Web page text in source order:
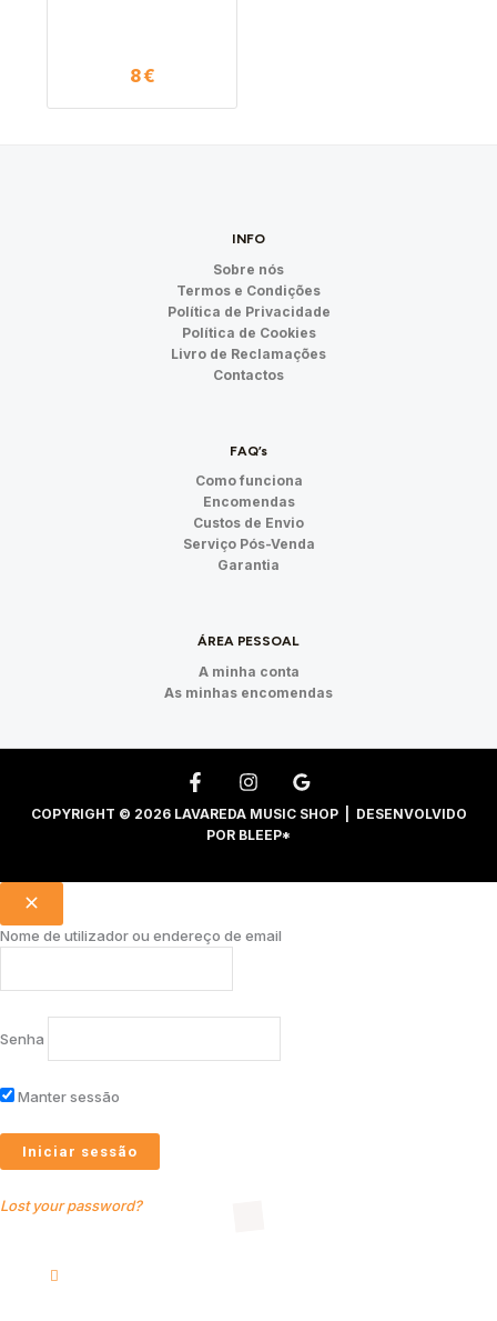
8€
INFO
Sobre nós
Termos e Condições
Política de Privacidade
Política de Cookies
Livro de Reclamações
Contactos
FAQ’s
Como funciona
Encomendas
Custos de Envio
Serviço Pós-Venda
Garantia
ÁREA PESSOAL
A minha conta
As minhas encomendas
COPYRIGHT © 2026 LAVAREDA MUSIC SHOP | DESENVOLVIDO
POR BLEEP*
Nome de utilizador ou endereço de email
Senha
Manter sessão
Lost your password?